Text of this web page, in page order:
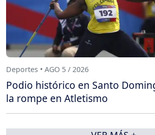
Deportes • AGO 5 / 2026
Podio histórico en Santo
la rompe en Atletismo